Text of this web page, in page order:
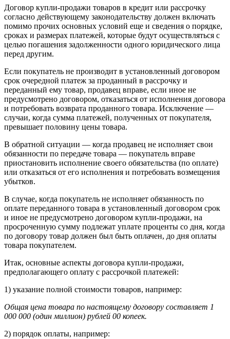
Договор купли-продажи товаров в кредит или рассрочку
согласно действующему законодательству должен включать
помимо прочих основных условий еще и сведения о порядке,
сроках и размерах платежей, которые будут осуществляться с
целью погашения задолженности одного юридического лица
перед другим.
Если покупатель не производит в установленный договором
срок очередной платеж за проданный в рассрочку и
переданный ему товар, продавец вправе, если иное не
предусмотрено договором, отказаться от исполнения договора
и потребовать возврата проданного товара. Исключение —
случаи, когда сумма платежей, полученных от покупателя,
превышает половину цены товара.
В обратной ситуации — когда продавец не исполняет свои
обязанности по передаче товара — покупатель вправе
приостановить исполнение своего обязательства (по оплате)
или отказаться от его исполнения и потребовать возмещения
убытков.
В случае, когда покупатель не исполняет обязанность по
оплате переданного товара в установленный договором срок
и иное не предусмотрено договором купли-продажи, на
просроченную сумму подлежат уплате проценты со дня, когда
по договору товар должен был быть оплачен, до дня оплаты
товара покупателем.
Итак, основные аспекты договора купли-продажи,
предполагающего оплату с рассрочкой платежей:
1) указание полной стоимости товаров, например:
Общая цена товара по настоящему договору составляет 1
000 000 (один миллион) рублей 00 копеек.
2) порядок оплаты, например: